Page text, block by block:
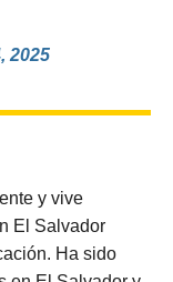
2025
y vive
El Salvador
Ha sido